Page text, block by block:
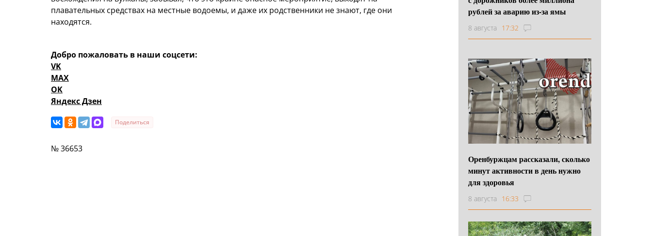
плавательных средствах на местные водоемы, и даже их родственники не знают, где они
находятся.
Добро пожаловать в наши соцсети:
VK
MAX
OK
Яндекс Дзен
Поделиться
№ 36653
рублей за аварию из-за ямы
8 августа 17:32
Оренбуржцам рассказали, сколько
минут активности в день нужно
для здоровья
8 августа 16:33